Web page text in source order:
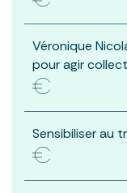
Véronique
pour agir
Sensibiliser au